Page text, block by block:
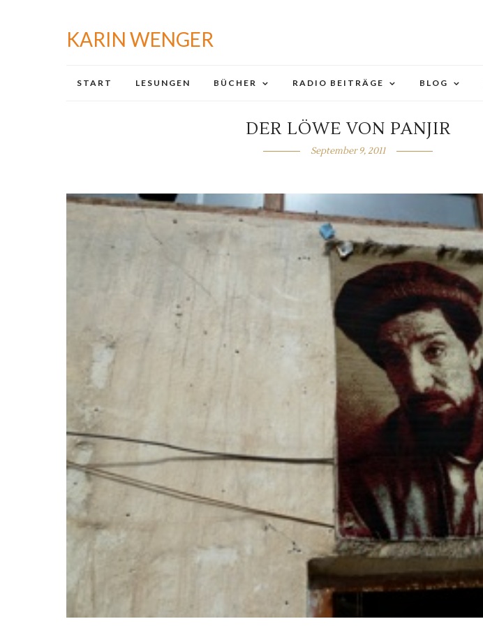
KARIN WENGER
START LESUNGEN BÜCHER RADIO BEITRÄGE BLOG
DER LÖWE VON PANJIR
September 9, 2011